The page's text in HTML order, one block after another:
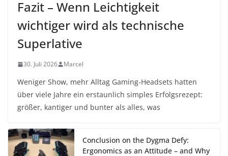
Fazit – Wenn Leichtigkeit
wichtiger wird als technische
Superlative
30. Juli 2026 Marcel
Weniger Show, mehr Alltag Gaming-Headsets hatten
über viele Jahre ein erstaunlich simples Erfolgsrezept:
größer, kantiger und bunter als alles, was
Conclusion on the Dygma Defy:
Ergonomics as an Attitude – and Why